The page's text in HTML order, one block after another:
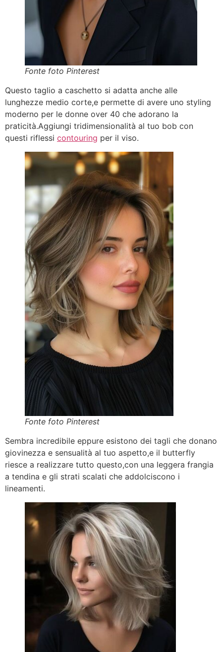
Fonte foto Pinterest
Questo taglio a caschetto si adatta anche alle
lunghezze medio corte,e permette di avere uno styling
moderno per le donne over 40 che adorano la
praticità.Aggiungi tridimensionalità al tuo bob con
questi riflessi contouring per il viso.
Fonte foto Pinterest
Sembra incredibile eppure esistono dei tagli che donano
giovinezza e sensualità al tuo aspetto,e il butterfly
riesce a realizzare tutto questo,con una leggera frangia
a tendina e gli strati scalati che addolciscono i
lineamenti.